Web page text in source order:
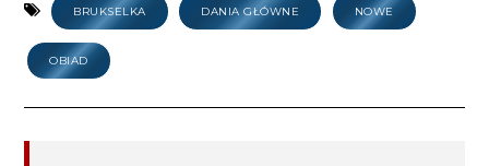
BRUKSELKA DANIA GŁÓWNE NOWE
OBIAD